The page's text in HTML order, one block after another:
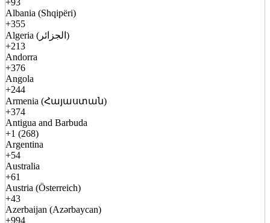
+93
Albania (Shqipëri)
+355
Algeria (الجزائر)
+213
Andorra
+376
Angola
+244
Armenia (Հայաստան)
+374
Antigua and Barbuda
+1 (268)
Argentina
+54
Australia
+61
Austria (Österreich)
+43
Azerbaijan (Azərbaycan)
+994